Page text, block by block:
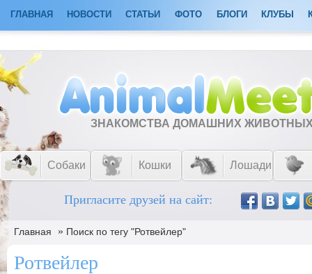
ГЛАВНАЯ НОВОСТИ СТАТЬИ ФОТО БЛОГИ КЛУБЫ
ЗНАКОМСТВА ДОМАШНИХ
Собаки Кошки Лошади
Пригласите друзей на сайт:
Главная » Поиск по тегу "Ротвейлер"
Ротвейлер